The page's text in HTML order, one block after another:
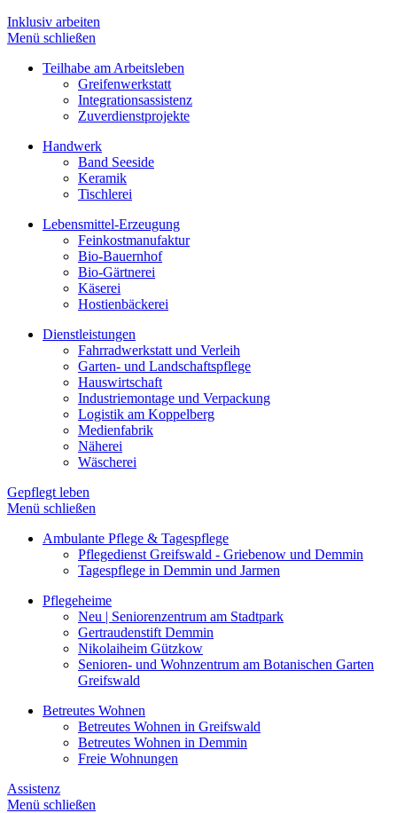
Inklusiv arbeiten
Menü schließen
Teilhabe am Arbeitsleben
Greifenwerkstatt
Integrationsassistenz
Zuverdienstprojekte
Handwerk
Band Seeside
Keramik
Tischlerei
Lebensmittel-Erzeugung
Feinkostmanufaktur
Bio-Bauernhof
Bio-Gärtnerei
Käserei
Hostienbäckerei
Dienstleistungen
Fahrradwerkstatt und Verleih
Garten- und Landschaftspflege
Hauswirtschaft
Industriemontage und Verpackung
Logistik am Koppelberg
Medienfabrik
Näherei
Wäscherei
Gepflegt leben
Menü schließen
Ambulante Pflege & Tagespflege
Pflegedienst Greifswald - Griebenow und Demmin
Tagespflege in Demmin und Jarmen
Pflegeheime
Neu | Seniorenzentrum am Stadtpark
Gertraudenstift Demmin
Nikolaiheim Gützkow
Senioren- und Wohnzentrum am Botanischen Garten
Greifswald
Betreutes Wohnen
Betreutes Wohnen in Greifswald
Betreutes Wohnen in Demmin
Freie Wohnungen
Assistenz
Menü schließen